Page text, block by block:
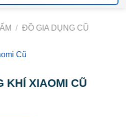
/ ĐỒ GIA DỤNG CŨ
KHÍ XIAOMI CŨ